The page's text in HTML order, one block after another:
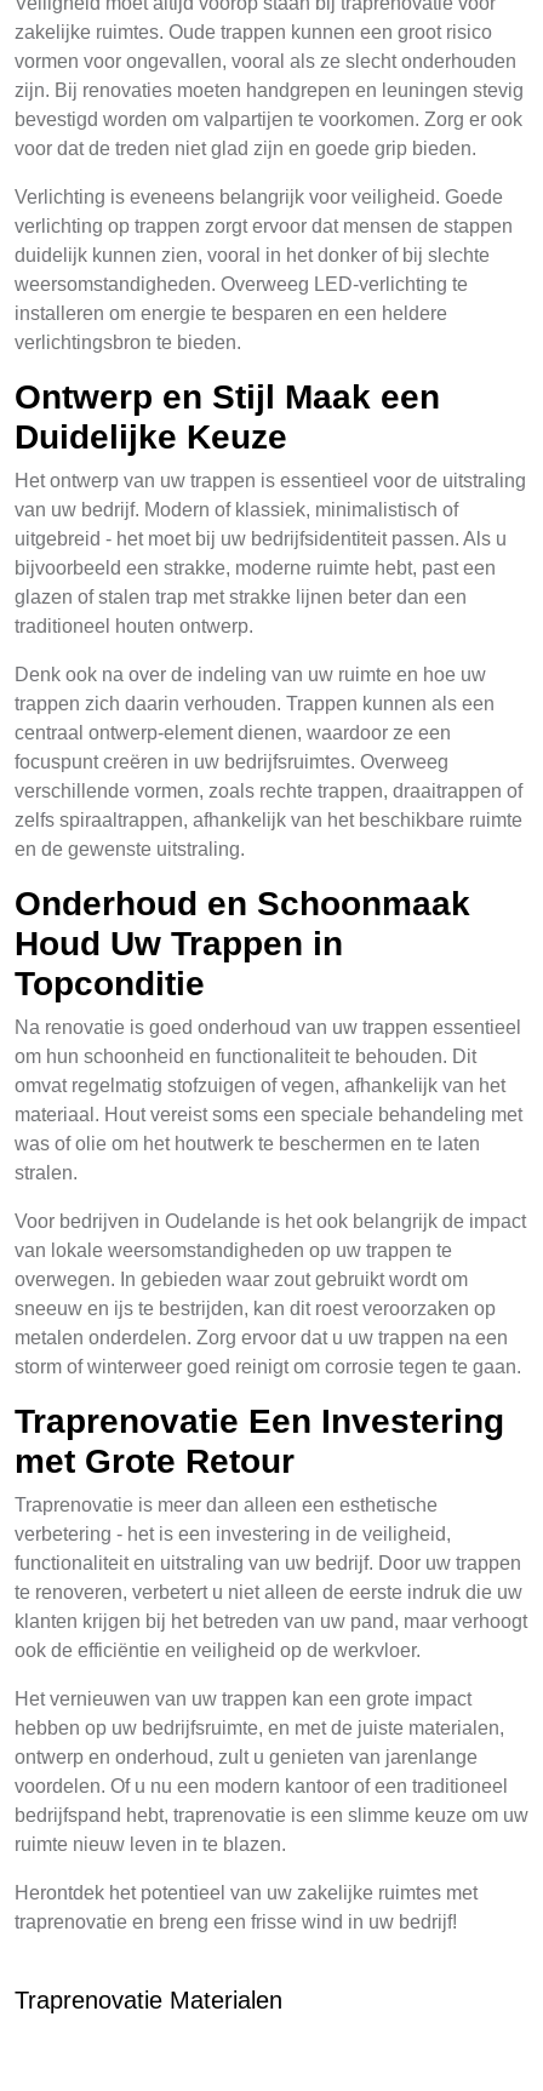
zakelijke ruimtes. Oude trappen kunnen een groot risico
vormen voor ongevallen, vooral als ze slecht onderhouden
zijn. Bij renovaties moeten handgrepen en leuningen stevig
bevestigd worden om valpartijen te voorkomen. Zorg er ook
voor dat de treden niet glad zijn en goede grip bieden.
Verlichting is eveneens belangrijk voor veiligheid. Goede
verlichting op trappen zorgt ervoor dat mensen de stappen
duidelijk kunnen zien, vooral in het donker of bij slechte
weersomstandigheden. Overweeg LED-verlichting te
installeren om energie te besparen en een heldere
verlichtingsbron te bieden.
Ontwerp en Stijl Maak een
Duidelijke Keuze
Het ontwerp van uw trappen is essentieel voor de uitstraling
van uw bedrijf. Modern of klassiek, minimalistisch of
uitgebreid - het moet bij uw bedrijfsidentiteit passen. Als u
bijvoorbeeld een strakke, moderne ruimte hebt, past een
glazen of stalen trap met strakke lijnen beter dan een
traditioneel houten ontwerp.
Denk ook na over de indeling van uw ruimte en hoe uw
trappen zich daarin verhouden. Trappen kunnen als een
centraal ontwerp-element dienen, waardoor ze een
focuspunt creëren in uw bedrijfsruimtes. Overweeg
verschillende vormen, zoals rechte trappen, draaitrappen of
zelfs spiraaltrappen, afhankelijk van het beschikbare ruimte
en de gewenste uitstraling.
Onderhoud en Schoonmaak
Houd Uw Trappen in
Topconditie
Na renovatie is goed onderhoud van uw trappen essentieel
om hun schoonheid en functionaliteit te behouden. Dit
omvat regelmatig stofzuigen of vegen, afhankelijk van het
materiaal. Hout vereist soms een speciale behandeling met
was of olie om het houtwerk te beschermen en te laten
stralen.
Voor bedrijven in Oudelande is het ook belangrijk de impact
van lokale weersomstandigheden op uw trappen te
overwegen. In gebieden waar zout gebruikt wordt om
sneeuw en ijs te bestrijden, kan dit roest veroorzaken op
metalen onderdelen. Zorg ervoor dat u uw trappen na een
storm of winterweer goed reinigt om corrosie tegen te gaan.
Traprenovatie Een Investering
met Grote Retour
Traprenovatie is meer dan alleen een esthetische
verbetering - het is een investering in de veiligheid,
functionaliteit en uitstraling van uw bedrijf. Door uw trappen
te renoveren, verbetert u niet alleen de eerste indruk die uw
klanten krijgen bij het betreden van uw pand, maar verhoogt
ook de efficiëntie en veiligheid op de werkvloer.
Het vernieuwen van uw trappen kan een grote impact
hebben op uw bedrijfsruimte, en met de juiste materialen,
ontwerp en onderhoud, zult u genieten van jarenlange
voordelen. Of u nu een modern kantoor of een traditioneel
bedrijfspand hebt, traprenovatie is een slimme keuze om uw
ruimte nieuw leven in te blazen.
Herontdek het potentieel van uw zakelijke ruimtes met
traprenovatie en breng een frisse wind in uw bedrijf!
Traprenovatie Materialen